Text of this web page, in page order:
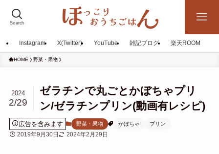
Search
Instagram X(Twitter) YouTube 雑記ブログ 楽天ROOM
HOME 野菜・果物
ゼラチンで丸ごとかぼちゃプリ
ン/ゼラチンプリン(動画有レシピ)
2024
2/29
広告を含みます 野菜・果物 かぼちゃ プリン
2019年9月30日 2024年2月29日